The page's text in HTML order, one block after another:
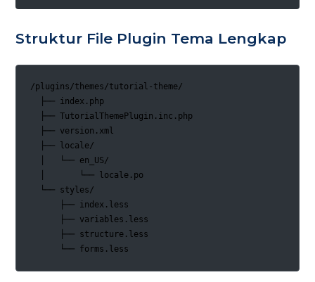
Struktur File Plugin Tema Lengkap
/plugins/themes/tutorial-theme/
  ├── index.php
  ├── TutorialThemePlugin.inc.php
  ├── version.xml
  ├── locale/
  │   └── en_US/
  │       └── locale.po
  └── styles/
      ├── index.less
      ├── variables.less
      ├── structure.less
      └── forms.less